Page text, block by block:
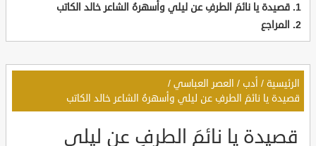
قصيدة يا نائمَ الطرفِ عن ليلي وأسهرهُ الشاعر خالد الكاتب
المراجع
الرئيسية / أدب / العصر العباسي /
قصيدة يا نائمَ الطرفِ عن ليلي وأسهرهُ الشاعر خالد الكاتب
قصيدة يا نائمَ الطرفِ عن ليلي